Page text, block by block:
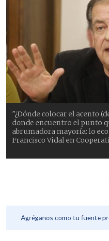
"¿Dónde colocar el acento
donde encuentro el punto
abrumadora mayoría: lo
Francisco Vidal en
Agréganos como tu fuente